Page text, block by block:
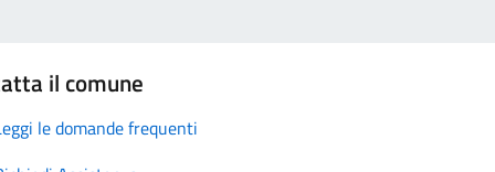
il comune
le domande frequenti